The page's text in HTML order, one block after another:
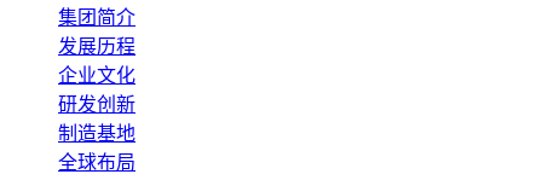
集团简介
发展历程
企业文化
研发创新
制造基地
全球布局